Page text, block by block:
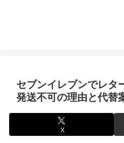
セブンイレブンでレタ
発送不可の理由と代替
X